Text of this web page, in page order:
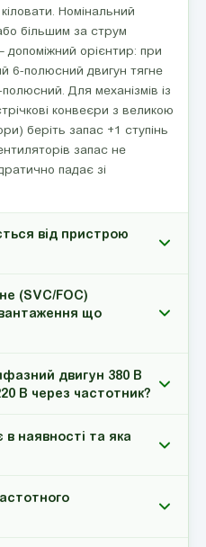
Номінальний
більшим за струм
допоміжний орієнтир: при
6-полюсний двигун тягне
Для механізмів із
конвеєри з великою
беріть запас +1 ступінь
запас не
падає зі
від пристрою
(SVC/FOC)
що
двигун 380 В
В через частотник?
в наявності та яка